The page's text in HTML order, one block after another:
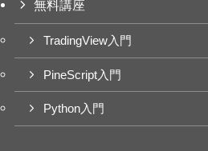
無料講座
TradingView入門
PineScript入門
Python入門